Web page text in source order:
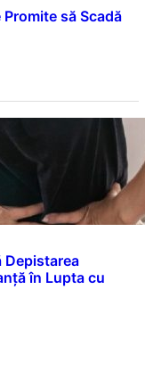
să Scadă
Depistarea
în Lupta cu